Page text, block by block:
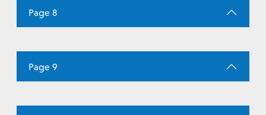
Page 8
Page 9